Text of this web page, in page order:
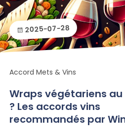
2025-07-28
Accord Mets & Vins
Wraps végétariens
? Les accords vins
recommandés par